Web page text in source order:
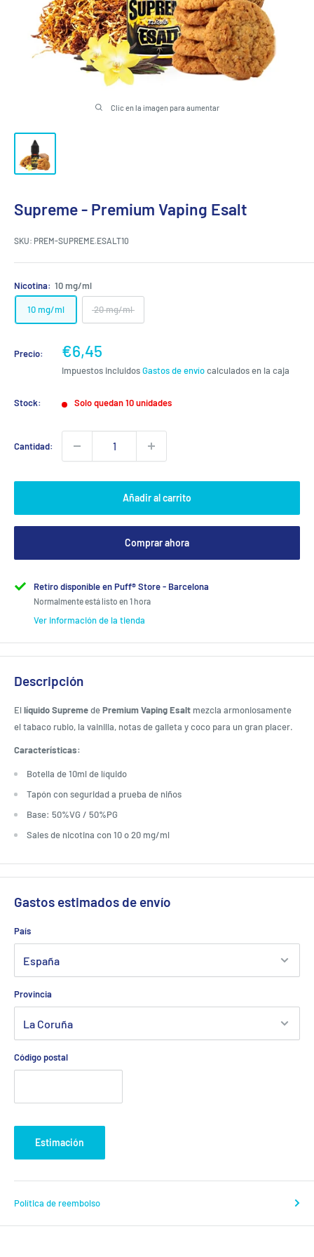
Clic en la imagen para aumentar
Supreme - Premium Vaping Esalt
SKU: PREM-SUPREME.ESALT10
Nicotina: 10 mg/ml
10 mg/ml 20 mg/ml
Precio:
Precio
de
venta
€6,45
Impuestos incluidosGastos de envíocalculados en la caja
Stock: Solo quedan 10 unidades
Cantidad:
Añadir al carrito
Comprar ahora
Retiro disponible en Puff® Store - Barcelona
Normalmente está listo en 1 hora
Ver información de la tienda
Descripción
Ellíquido SupremedePremium Vaping Esalt mezcla armoniosamente
el tabaco rubio, la vainilla, notas de galleta y coco para un gran placer.
Características:
Botella de 10ml de líquido
Tapón con seguridad a prueba de niños
Base: 50%VG / 50%PG
Sales de nicotina con 10 o 20 mg/ml
Gastos estimados de envío
País
Provincia
Código postal
Estimación
Política de reembolso